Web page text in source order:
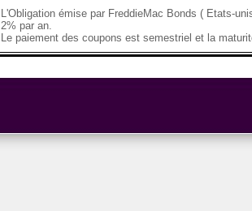
L'Obligation émise par FreddieMac Bonds ( Etats-
2% par an.
Le paiement des coupons est semestriel et la